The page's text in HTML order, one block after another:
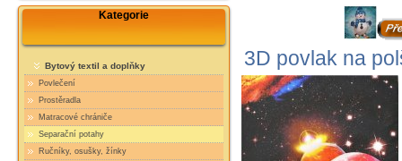
Kategorie
Bytový textil a doplňky
Povlečení
Prostěradla
Matracové chrániče
Separační potahy
Ručníky, osušky, žínky
3D povlak na